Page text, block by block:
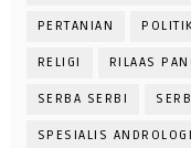
PERTANIAN
RELIGI RILAAS
SERBA SERBI
SPESIALIS ANDROLOGI